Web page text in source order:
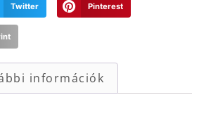
Twitter Pinterest
információk